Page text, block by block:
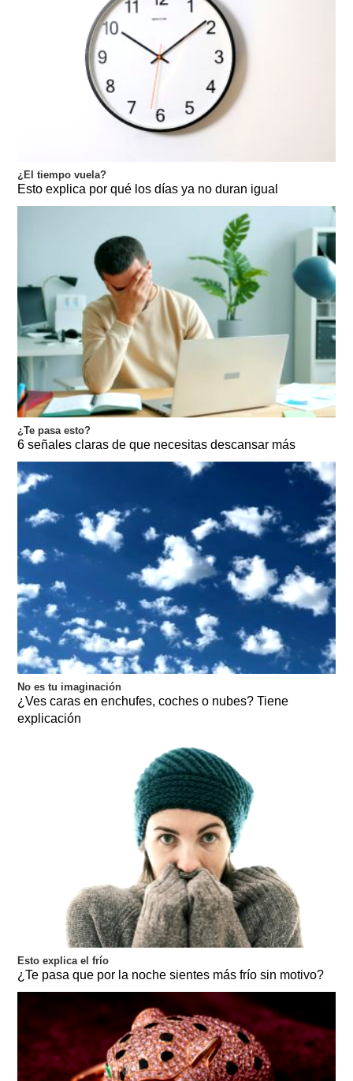
¿El tiempo vuela?
Esto explica por qué los días ya no duran igual
¿Te pasa esto?
6 señales claras de que necesitas descansar más
No es tu imaginación
¿Ves caras en enchufes, coches o nubes? Tiene
explicación
Esto explica el frío
¿Te pasa que por la noche sientes más frío sin motivo?